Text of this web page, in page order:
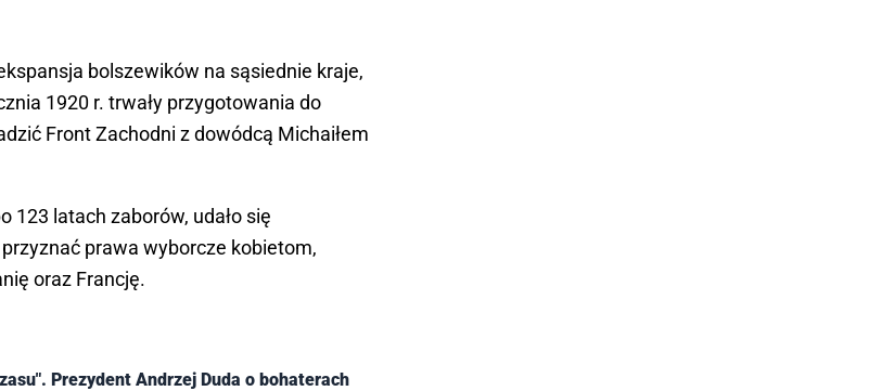
bolszewików na sąsiednie kraje,
1920 r. trwały przygotowania do
Front Zachodni z dowódcą Michaiłem
123 latach zaborów, udało się
prawa wyborcze kobietom,
oraz Francję.
Prezydent Andrzej Duda o bohaterach